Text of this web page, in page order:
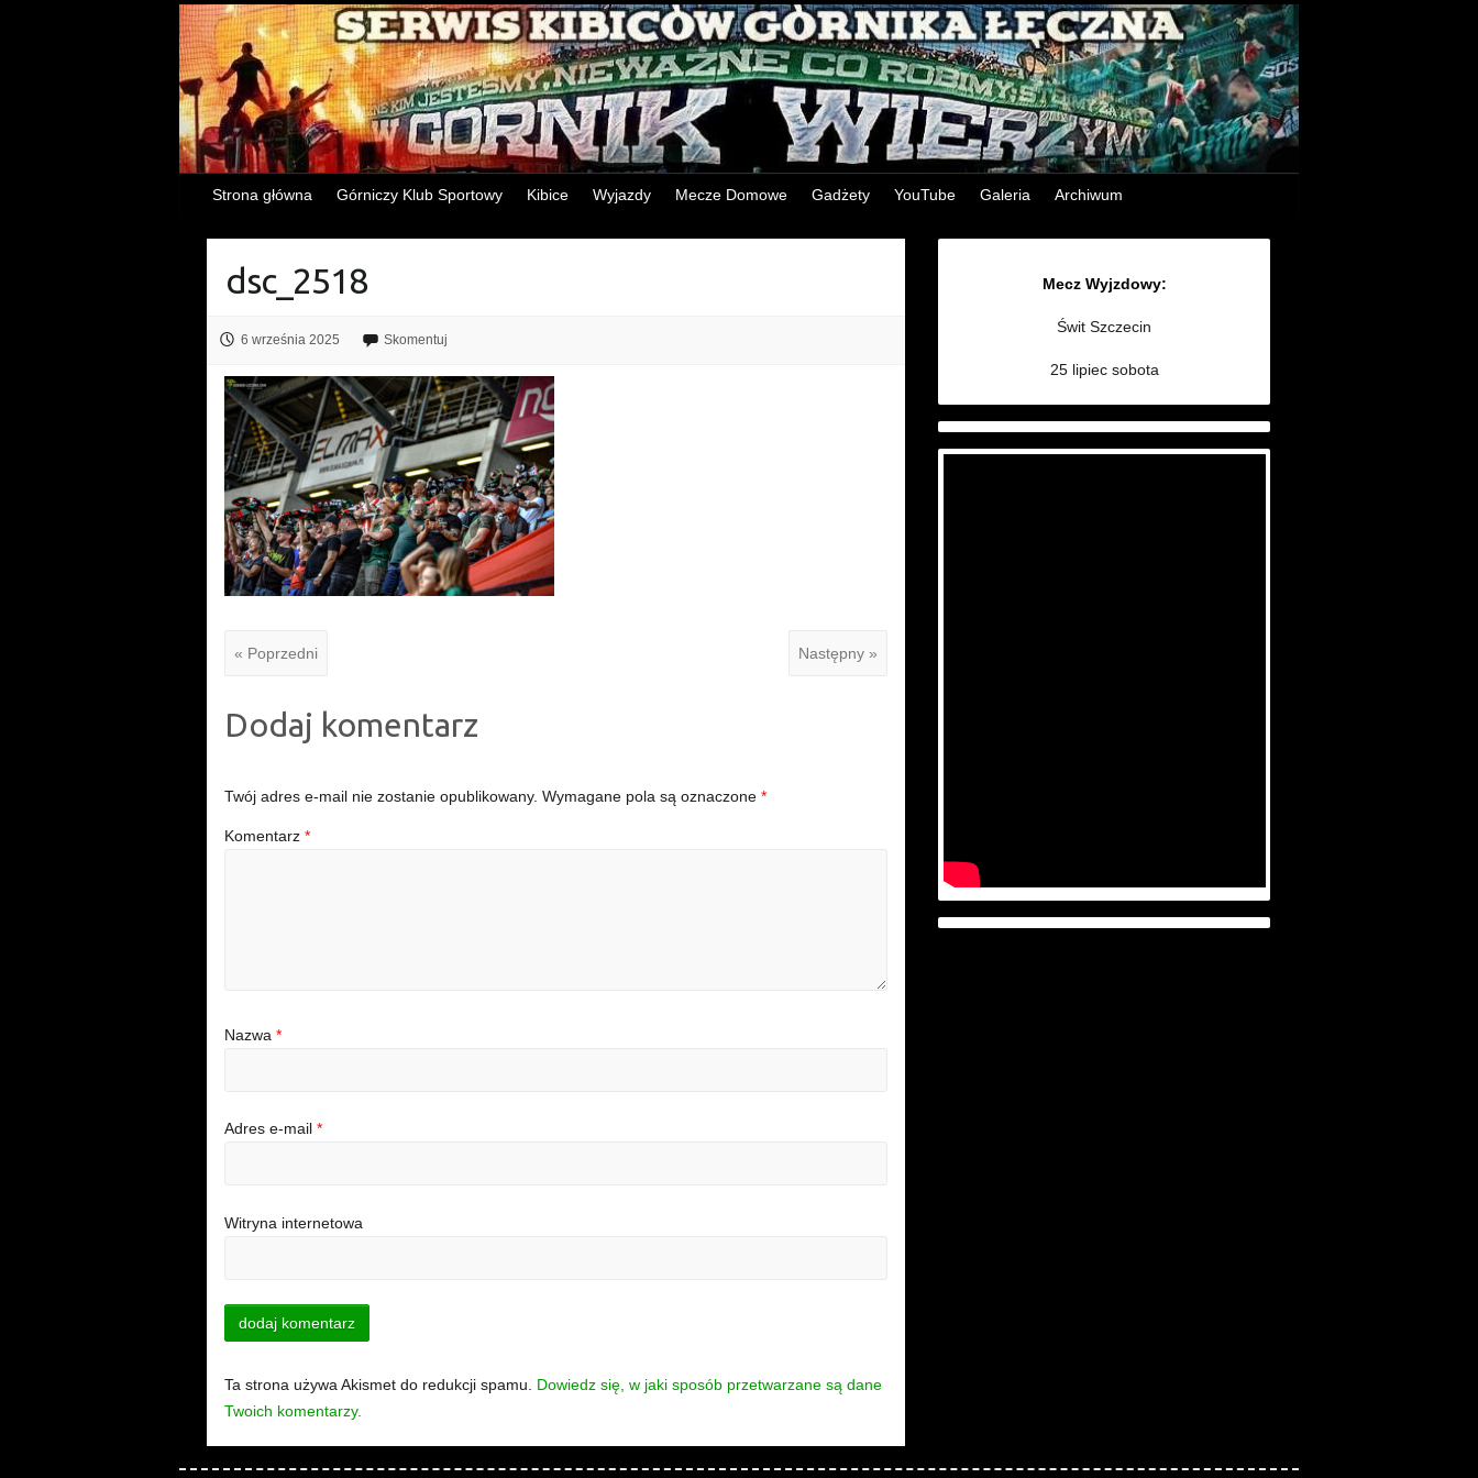
Strona główna Górniczy Klub Sportowy Kibice Wyjazdy Mecze Domowe Gadżety YouTube Galeria Archiwum
dsc_2518
6 września 2025 Skomentuj
« Poprzedni Następny »
Dodaj komentarz
Twój adres e-mail nie zostanie opublikowany. Wymagane pola są oznaczone*
Komentarz*
Nazwa*
Adres e-mail*
Witryna internetowa
Ta strona używa Akismet do redukcji spamu. Dowiedz się, w jaki sposób przetwarzane są dane
Twoich komentarzy.
Mecz Wyjzdowy:
Świt Szczecin
25 lipiec sobota